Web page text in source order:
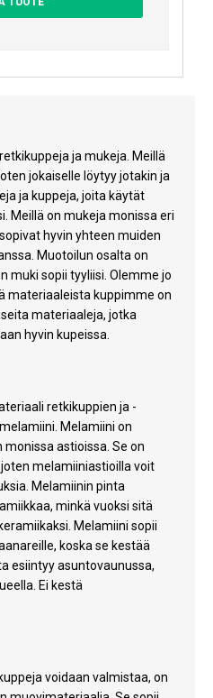
ja mukeja. Meillä
jokaiselle löytyy jotakin ja
ja kuppeja, joita käytät
Meillä on mukeja monissa eri
hyvin yhteen muiden
Muotoilun osalta on
muki sopii tyyliisi. Olemme jo
materiaaleista kuppimme on
materiaaleja, jotka
hyvin kupeissa.
retkikuppien ja -
Melamiini on
astioissa. Se on
melamiiniastioilla voit
Melamiinin pinta
minkä vuoksi sitä
Melamiini sopii
koska se kestää
esiintyy asuntovaunussa,
Ei kestä
voidaan valmistaa, on